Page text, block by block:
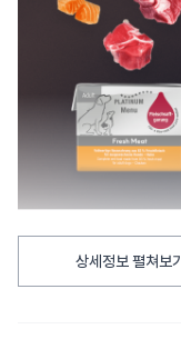
상세정보 펼쳐보기